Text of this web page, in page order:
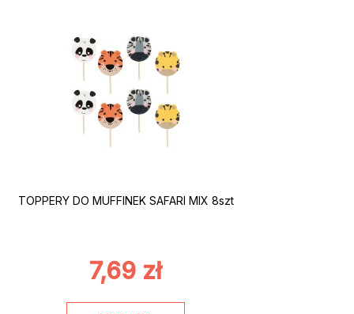
TOPPERY DO MUFFINEK SAFARI MIX 8szt
7,69 zł